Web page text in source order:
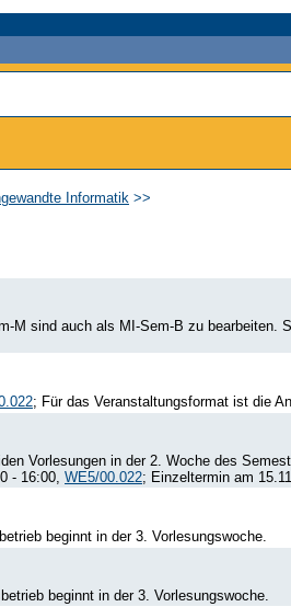
Informatik >>
sind auch als MI-Sem-B zu bearbeiten.
; Für das Veranstaltungsformat ist die
Vorlesungen in der 2. Woche des
- 16:00, WE5/00.022; Einzeltermin am
beginnt in der 3. Vorlesungswoche.
beginnt in der 3. Vorlesungswoche.